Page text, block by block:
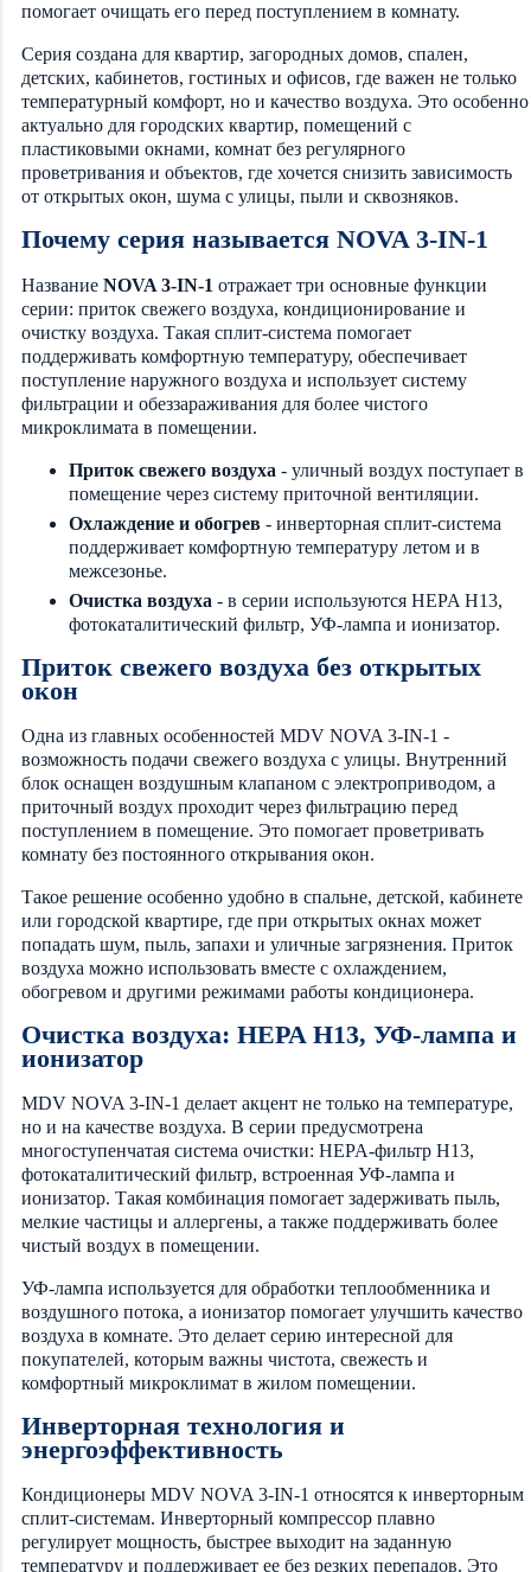
помогает очищать его перед поступлением в комнату.
Серия создана для квартир, загородных домов, спален,
детских, кабинетов, гостиных и офисов, где важен не только
температурный комфорт, но и качество воздуха. Это особенно
актуально для городских квартир, помещений с
пластиковыми окнами, комнат без регулярного
проветривания и объектов, где хочется снизить зависимость
от открытых окон, шума с улицы, пыли и сквозняков.
Почему серия называется NOVA 3-IN-1
Название NOVA 3-IN-1 отражает три основные функции
серии: приток свежего воздуха, кондиционирование и
очистку воздуха. Такая сплит-система помогает
поддерживать комфортную температуру, обеспечивает
поступление наружного воздуха и использует систему
фильтрации и обеззараживания для более чистого
микроклимата в помещении.
Приток свежего воздуха - уличный воздух поступает в
помещение через систему приточной вентиляции.
Охлаждение и обогрев - инверторная сплит-система
поддерживает комфортную температуру летом и в
межсезонье.
Очистка воздуха - в серии используются HEPA H13,
фотокаталитический фильтр, УФ-лампа и ионизатор.
Приток свежего воздуха без открытых
окон
Одна из главных особенностей MDV NOVA 3-IN-1 -
возможность подачи свежего воздуха с улицы. Внутренний
блок оснащен воздушным клапаном с электроприводом, а
приточный воздух проходит через фильтрацию перед
поступлением в помещение. Это помогает проветривать
комнату без постоянного открывания окон.
Такое решение особенно удобно в спальне, детской, кабинете
или городской квартире, где при открытых окнах может
попадать шум, пыль, запахи и уличные загрязнения. Приток
воздуха можно использовать вместе с охлаждением,
обогревом и другими режимами работы кондиционера.
Очистка воздуха: HEPA H13, УФ-лампа и
ионизатор
MDV NOVA 3-IN-1 делает акцент не только на температуре,
но и на качестве воздуха. В серии предусмотрена
многоступенчатая система очистки: HEPA-фильтр H13,
фотокаталитический фильтр, встроенная УФ-лампа и
ионизатор. Такая комбинация помогает задерживать пыль,
мелкие частицы и аллергены, а также поддерживать более
чистый воздух в помещении.
УФ-лампа используется для обработки теплообменника и
воздушного потока, а ионизатор помогает улучшить качество
воздуха в комнате. Это делает серию интересной для
покупателей, которым важны чистота, свежесть и
комфортный микроклимат в жилом помещении.
Инверторная технология и
энергоэффективность
Кондиционеры MDV NOVA 3-IN-1 относятся к инверторным
сплит-системам. Инверторный компрессор плавно
регулирует мощность, быстрее выходит на заданную
температуру и поддерживает ее без резких перепадов. Это